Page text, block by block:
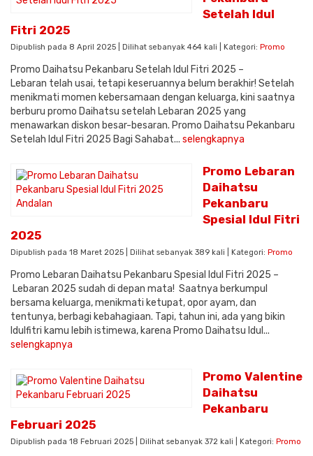
Setelah Idul
Fitri 2025
Dipublish pada 8 April 2025 | Dilihat sebanyak 464 kali | Kategori: Promo
Promo Daihatsu Pekanbaru Setelah Idul Fitri 2025 –
Lebaran telah usai, tetapi keseruannya belum berakhir! Setelah
menikmati momen kebersamaan dengan keluarga, kini saatnya
berburu promo Daihatsu setelah Lebaran 2025 yang
menawarkan diskon besar-besaran. Promo Daihatsu Pekanbaru
Setelah Idul Fitri 2025 Bagi Sahabat... selengkapnya
Promo Lebaran
Daihatsu
Pekanbaru
Spesial Idul Fitri
2025
Dipublish pada 18 Maret 2025 | Dilihat sebanyak 389 kali | Kategori: Promo
Promo Lebaran Daihatsu Pekanbaru Spesial Idul Fitri 2025 –
Lebaran 2025 sudah di depan mata! Saatnya berkumpul
bersama keluarga, menikmati ketupat, opor ayam, dan
tentunya, berbagi kebahagiaan. Tapi, tahun ini, ada yang bikin
Idulfitri kamu lebih istimewa, karena Promo Daihatsu Idul...
selengkapnya
Promo Valentine
Daihatsu
Pekanbaru
Februari 2025
Dipublish pada 18 Februari 2025 | Dilihat sebanyak 372 kali | Kategori: Promo